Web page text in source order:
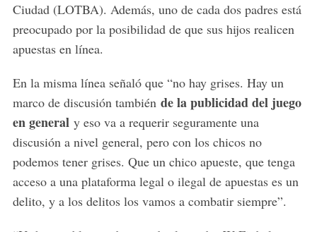
Ciudad (LOTBA). Además, uno de cada dos padres está
preocupado por la posibilidad de que sus hijos realicen
apuestas en línea.
En la misma línea señaló que “no hay grises. Hay un
marco de discusión tambiénde la publicidad del juego
en generaly eso va a requerir seguramente una
discusión a nivel general, pero con los chicos no
podemos tener grises. Que un chico apueste, que tenga
acceso a una plataforma legal o ilegal de apuestas es un
delito, y a los delitos los vamos a combatir siempre”.